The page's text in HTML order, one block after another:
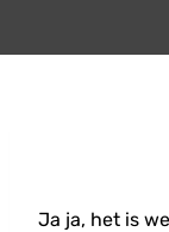
Ja ja, het is